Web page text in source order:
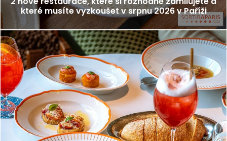
které musíte vyzkoušet v srpnu 2026 v Paříži